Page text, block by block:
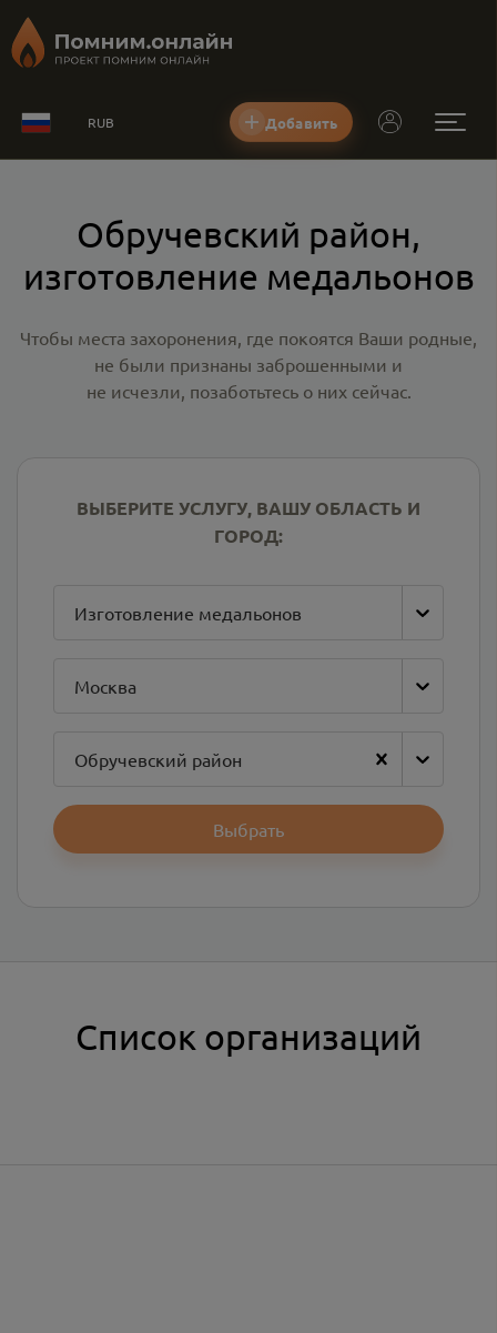
RUB Добавить
Обручевский район,
изготовление медальонов
Чтобы места захоронения, где покоятся Ваши родные,
не были признаны заброшенными и
не исчезли, позаботьтесь о них сейчас.
ВЫБЕРИТЕ УСЛУГУ, ВАШУ ОБЛАСТЬ И
ГОРОД:
Изготовление медальонов
Москва
Обручевский район
Выбрать
Список организаций